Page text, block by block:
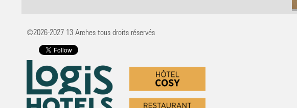
©2026-2027 13 Arches tous droits réservés